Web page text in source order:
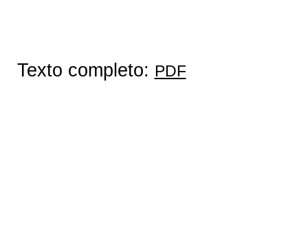
Texto completo: PDF